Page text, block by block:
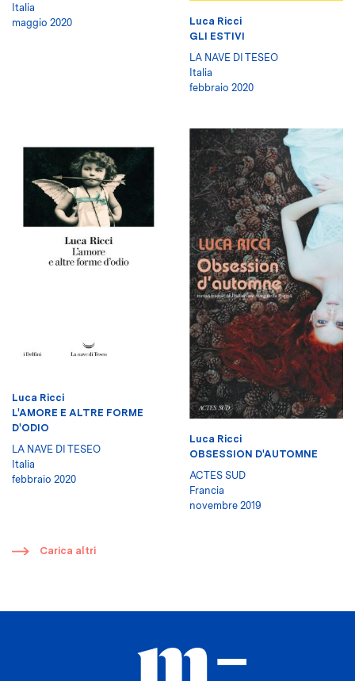
Italia
maggio 2020
Luca Ricci
GLI ESTIVI
LA NAVE DI TESEO
Italia
febbraio 2020
Luca Ricci
L'AMORE E ALTRE FORME
D'ODIO
LA NAVE DI TESEO
Italia
febbraio 2020
Luca Ricci
OBSESSION D'AUTOMNE
ACTES SUD
Francia
novembre 2019
​ Carica altri